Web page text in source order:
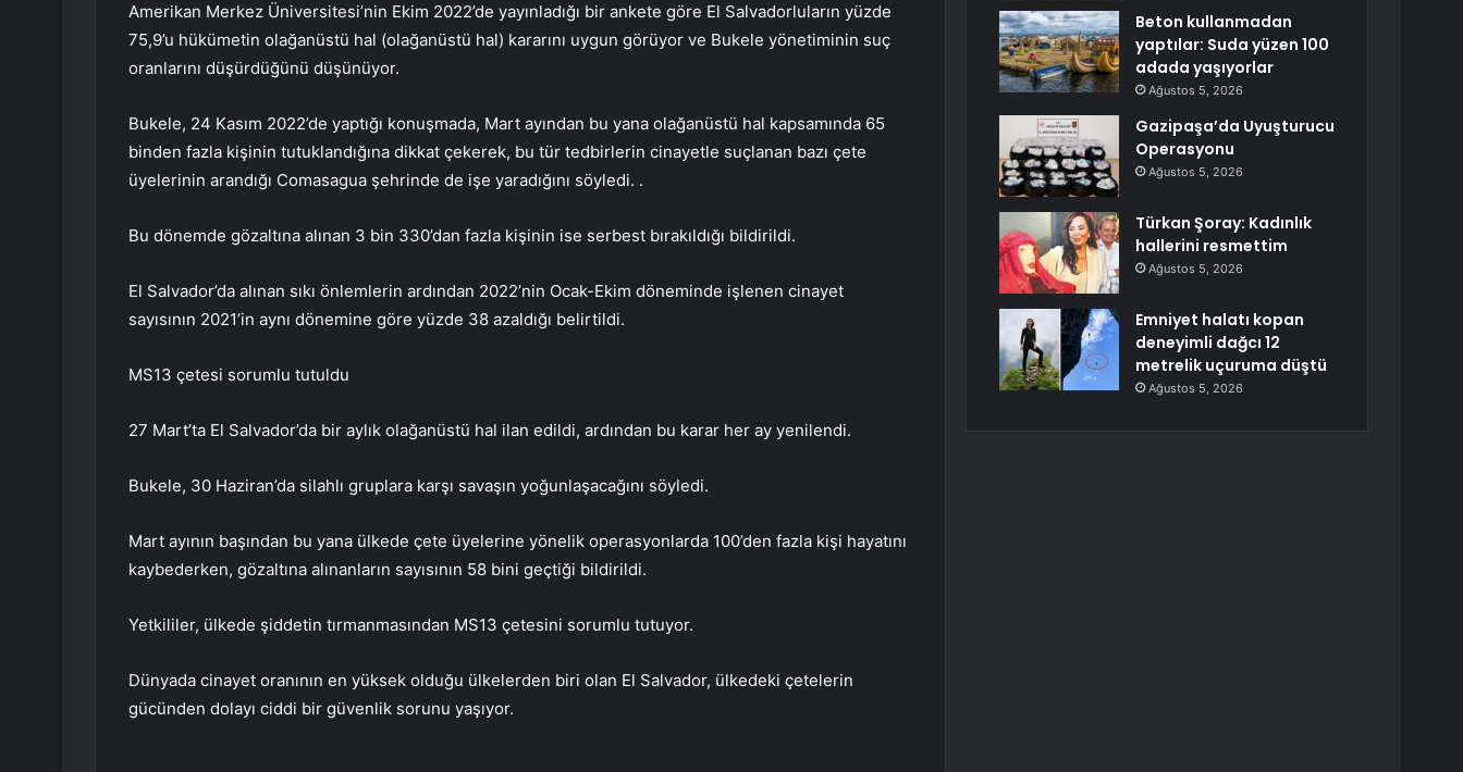
Amerikan Merkez Üniversitesi’nin Ekim 2022’de yayınladığı bir ankete göre El Salvadorluların yüzde
75,9’u hükümetin olağanüstü hal (olağanüstü hal) kararını uygun görüyor ve Bukele yönetiminin suç
oranlarını düşürdüğünü düşünüyor.
Bukele, 24 Kasım 2022’de yaptığı konuşmada, Mart ayından bu yana olağanüstü hal kapsamında 65
binden fazla kişinin tutuklandığına dikkat çekerek, bu tür tedbirlerin cinayetle suçlanan bazı çete
üyelerinin arandığı Comasagua şehrinde de işe yaradığını söyledi. .
Bu dönemde gözaltına alınan 3 bin 330’dan fazla kişinin ise serbest bırakıldığı bildirildi.
El Salvador’da alınan sıkı önlemlerin ardından 2022’nin Ocak-Ekim döneminde işlenen cinayet
sayısının 2021’in aynı dönemine göre yüzde 38 azaldığı belirtildi.
MS13 çetesi sorumlu tutuldu
27 Mart’ta El Salvador’da bir aylık olağanüstü hal ilan edildi, ardından bu karar her ay yenilendi.
Bukele, 30 Haziran’da silahlı gruplara karşı savaşın yoğunlaşacağını söyledi.
Mart ayının başından bu yana ülkede çete üyelerine yönelik operasyonlarda 100’den fazla kişi hayatını
kaybederken, gözaltına alınanların sayısının 58 bini geçtiği bildirildi.
Yetkililer, ülkede şiddetin tırmanmasından MS13 çetesini sorumlu tutuyor.
Dünyada cinayet oranının en yüksek olduğu ülkelerden biri olan El Salvador, ülkedeki çetelerin
gücünden dolayı ciddi bir güvenlik sorunu yaşıyor.
Beton kullanmadan
yaptılar: Suda yüzen 100
adada yaşıyorlar
Ağustos 5, 2026
Gazipaşa’da Uyuşturucu
Operasyonu
Ağustos 5, 2026
Türkan Şoray: Kadınlık
hallerini resmettim
Ağustos 5, 2026
Emniyet halatı kopan
deneyimli dağcı 12
metrelik uçuruma düştü
Ağustos 5, 2026